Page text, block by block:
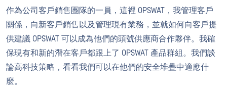
作為公司客戶銷售團隊的一員，這裡 OPSWAT，我管理客戶
關係，向新客戶銷售以及管理現有業務，並就如何向客戶提
供建議 OPSWAT 可以成為他們的頭號供應商合作夥伴。我確
保現有和新的潛在客戶都跟上了 OPSWAT 產品群組。我們談
論高科技策略，看看我們可以在他們的安全堆疊中適應什
麼。